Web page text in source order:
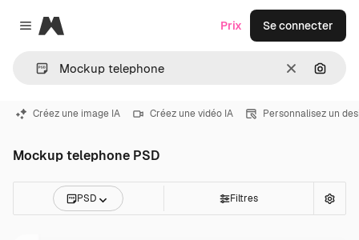
Close menu
Magnific
Effacer
Prix Se connecter
Créez une image IA Créez une vidéo IA Personnalisez un
Mockup telephone PSD
PSD Filtres